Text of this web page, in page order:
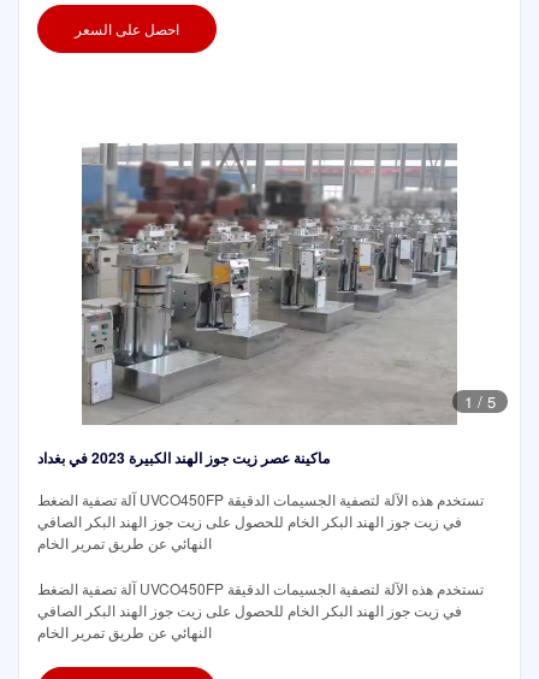
احصل على السعر
1 / 5
ماكينة عصر زيت جوز الهند الكبيرة 2023 في بغداد
آلة تصفية الضغط UVCO450FP تستخدم هذه الآلة لتصفية الجسيمات الدقيقة
في زيت جوز الهند البكر الخام للحصول على زيت جوز الهند البكر الصافي
النهائي عن طريق تمرير الخام
آلة تصفية الضغط UVCO450FP تستخدم هذه الآلة لتصفية الجسيمات الدقيقة
في زيت جوز الهند البكر الخام للحصول على زيت جوز الهند البكر الصافي
النهائي عن طريق تمرير الخام